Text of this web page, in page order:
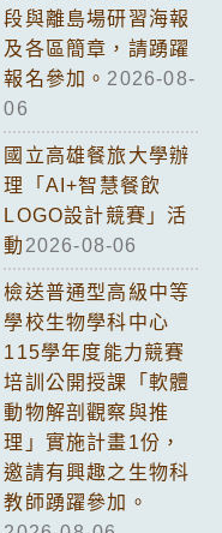
段與離島場研習海報
及各區簡章，請踴躍
報名參加。 2026-08-
06
國立高雄餐旅大學辦
理「AI+智慧餐飲
LOGO設計競賽」活
動 2026-08-06
檢送普通型高級中等
學校生物學科中心
115學年度能力競賽
培訓公開授課「軟體
動物解剖觀察與推
理」實施計畫1份，
邀請有興趣之生物科
教師踴躍參加。